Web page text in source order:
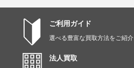
ご利用ガイド
選べる豊富な買取方法をご紹介
法人買取